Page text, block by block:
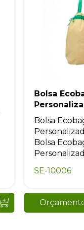
Bolsa
Bolsa
Bolsa
SE-10006